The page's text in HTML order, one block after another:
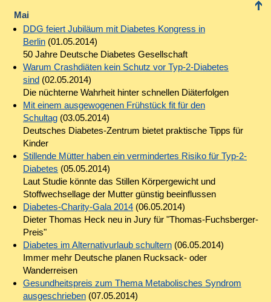
Mai
DDG feiert Jubiläum mit Diabetes Kongress in
Berlin(01.05.2014)
50 Jahre Deutsche Diabetes Gesellschaft
Warum Crashdiäten kein Schutz vor Typ-2-Diabetes
sind(02.05.2014)
Die nüchterne Wahrheit hinter schnellen Diäterfolgen
Mit einem ausgewogenen Frühstück fit für den
Schultag(03.05.2014)
Deutsches Diabetes-Zentrum bietet praktische Tipps für
Kinder
Stillende Mütter haben ein vermindertes Risiko für Typ-2-
Diabetes (05.05.2014)
Laut Studie könnte das Stillen Körpergewicht und
Stoffwechsellage der Mutter günstig beeinflussen
Diabetes-Charity-Gala 2014(06.05.2014)
Dieter Thomas Heck neu in Jury für "Thomas-Fuchsberger-
Preis"
Diabetes im Alternativurlaub schultern(06.05.2014)
Immer mehr Deutsche planen Rucksack- oder
Wanderreisen
Gesundheitspreis zum Thema Metabolisches Syndrom
ausgeschrieben(07.05.2014)